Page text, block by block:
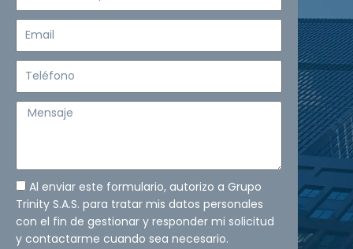
Mensaje
Al enviar este formulario, autorizo a Grupo
Trinity S.A.S. para tratar mis datos personales
con el fin de gestionar y responder mi solicitud
y contactarme cuando sea necesario.